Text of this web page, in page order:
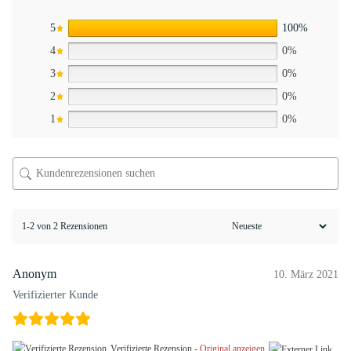
5
100%
4
0%
3
0%
2
0%
1
0%
1-2 von 2 Rezensionen
Anonym
Verifizierter Kunde
10. März 2021
Verifizierte Rezension - Original anzeigen